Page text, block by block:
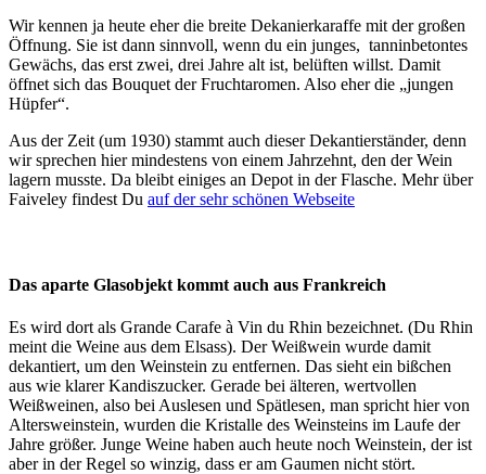
Wir kennen ja heute eher die breite Dekanierkaraffe mit der großen
Öffnung. Sie ist dann sinnvoll, wenn du ein junges, tanninbetontes
Gewächs, das erst zwei, drei Jahre alt ist, belüften willst. Damit
öffnet sich das Bouquet der Fruchtaromen. Also eher die „jungen
Hüpfer“.
Aus der Zeit (um 1930) stammt auch dieser Dekantierständer, denn
wir sprechen hier mindestens von einem Jahrzehnt, den der Wein
lagern musste. Da bleibt einiges an Depot in der Flasche. Mehr über
Faiveley findest Du auf der sehr schönen Webseite
Das aparte Glasobjekt kommt auch aus Frankreich
Es wird dort als Grande Carafe à Vin du Rhin bezeichnet. (Du Rhin
meint die Weine aus dem Elsass). Der Weißwein wurde damit
dekantiert, um den Weinstein zu entfernen. Das sieht ein bißchen
aus wie klarer Kandiszucker. Gerade bei älteren, wertvollen
Weißweinen, also bei Auslesen und Spätlesen, man spricht hier von
Altersweinstein, wurden die Kristalle des Weinsteins im Laufe der
Jahre größer. Junge Weine haben auch heute noch Weinstein, der ist
aber in der Regel so winzig, dass er am Gaumen nicht stört.